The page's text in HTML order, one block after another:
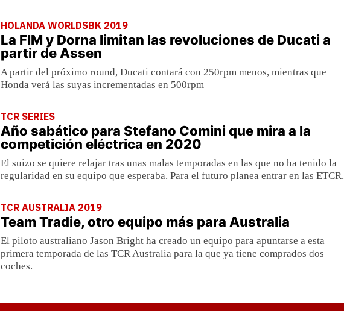
HOLANDA WORLDSBK 2019
La FIM y Dorna limitan las revoluciones de Ducati a
partir de Assen
A partir del próximo round, Ducati contará con 250rpm menos, mientras que
Honda verá las suyas incrementadas en 500rpm
TCR SERIES
Año sabático para Stefano Comini que mira a la
competición eléctrica en 2020
El suizo se quiere relajar tras unas malas temporadas en las que no ha tenido la
regularidad en su equipo que esperaba. Para el futuro planea entrar en las ETCR.
TCR AUSTRALIA 2019
Team Tradie, otro equipo más para Australia
El piloto australiano Jason Bright ha creado un equipo para apuntarse a esta
primera temporada de las TCR Australia para la que ya tiene comprados dos
coches.